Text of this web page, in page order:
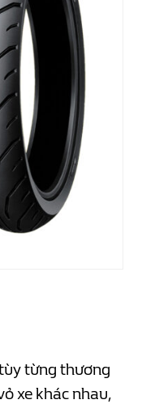
từng thương
xe khác nhau,